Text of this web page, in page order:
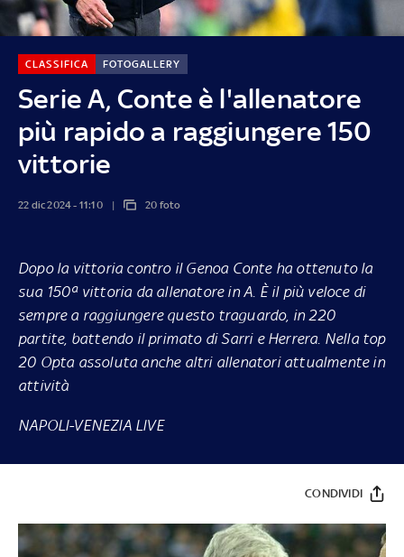
Serie A, Conte è l'allenatore
più rapido a raggiungere 150
vittorie
CLASSIFICA FOTOGALLERY
22 dic 2024 - 11:10 20 foto
Dopo la vittoria contro il Genoa Conte ha ottenuto la
sua 150ª vittoria da allenatore in A. È il più veloce di
sempre a raggiungere questo traguardo, in 220
partite, battendo il primato di Sarri e Herrera. Nella top
20 Opta assoluta anche altri allenatori attualmente in
attività
NAPOLI-VENEZIA LIVE
CONDIVIDI